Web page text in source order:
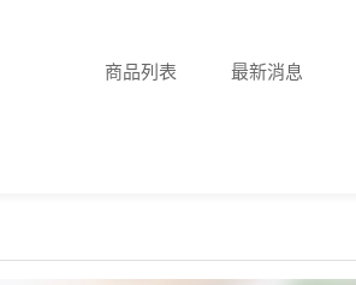
商品列表 最新消息